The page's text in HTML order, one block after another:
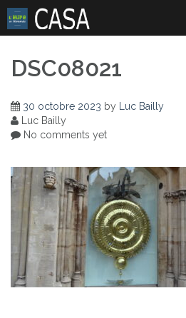
Skip
content
DSC08021
30 octobre 2023 by Luc Bailly
Luc Bailly
No comments yet